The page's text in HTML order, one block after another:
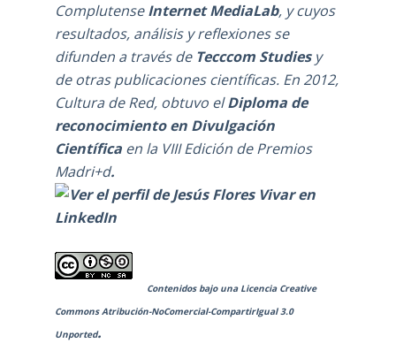
ComplutenseInternet MediaLab, y cuyos
resultados, análisis y reflexiones se
difunden a través de Tecccom Studiesy
de otras publicaciones científicas. En 2012,
Cultura de Red, obtuvo elDiploma de
reconocimiento en Divulgación
Científicaen la VIII Edición de Premios
Madri+d.
Contenidos bajo una Licencia Creative
Commons Atribución-NoComercial-CompartirIgual 3.0
Unported.